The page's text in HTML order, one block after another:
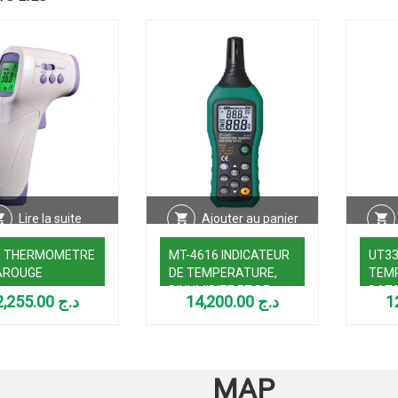
Lire la suite
THERMOMETRE
د.ج
Ajouter au panier
MT-4616 INDICATEUR
DE TEMPERATURE,
D’HUMIDITE ET DE
POINT DE ROSEEد.ج
MAP